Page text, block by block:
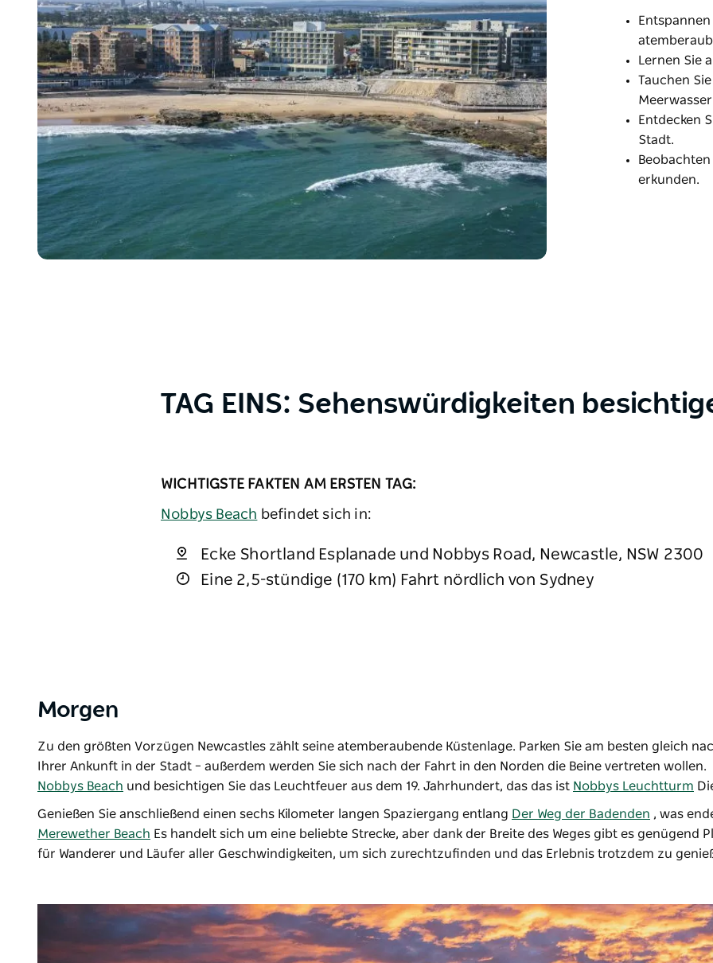
Lernen Sie
Tauchen
Entdecken
Stadt.
erkunden.
TAG EINS: Sehenswürdigkeiten
WICHTIGSTE FAKTEN AM ERSTEN TAG:
Nobbys Beach befindet sich in:
Ecke Shortland Esplanade und Nobbys Road, Newcastle, NSW 2300
Eine 2,5-stündige (170 km) Fahrt nördlich von Sydney
Morgen
Zu den größten Vorzügen Newcastles zählt seine atemberaubende Küstenlage. Parken Sie am besten gleich
Ihrer Ankunft in der Stadt – außerdem werden Sie sich nach der Fahrt in den Norden die Beine vertreten wollen.
Nobbys Beach und besichtigen Sie das Leuchtfeuer aus dem 19. Jahrhundert, das das ist Nobbys Leuchtturm
Genießen Sie anschließend einen sechs Kilometer langen Spaziergang entlang Der Weg der Badenden , was
Merewether Beach Es handelt sich um eine beliebte Strecke, aber dank der Breite des Weges gibt es genügend
für Wanderer und Läufer aller Geschwindigkeiten, um sich zurechtzufinden und das Erlebnis trotzdem zu